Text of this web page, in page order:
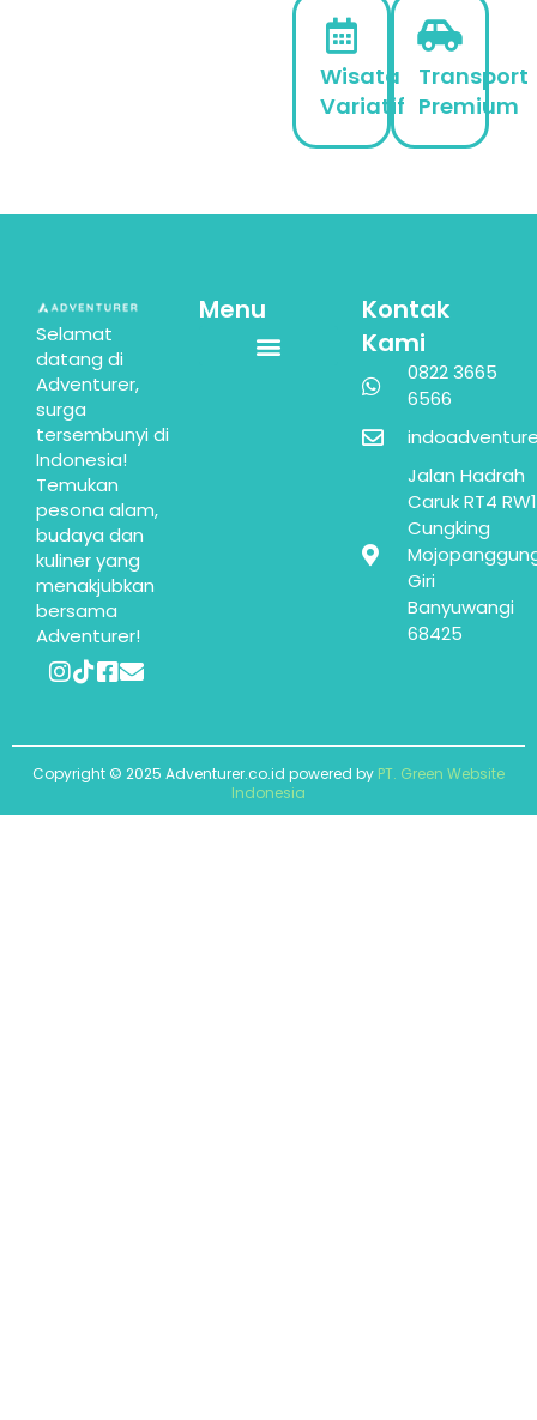
Wisata
Variatif
Transport
Premium
Selamat
datang di
Adventurer,
surga
tersembunyi di
Indonesia!
Temukan
pesona alam,
budaya dan
kuliner yang
menakjubkan
bersama
Adventurer!
Menu
Kontak
Kami
0822 3665
6566
Jalan Hadrah
Caruk RT4 RW1
Cungking
Giri
Banyuwangi
68425
Copyright © 2025 Adventurer.co.id powered by PT. Green Website
Indonesia